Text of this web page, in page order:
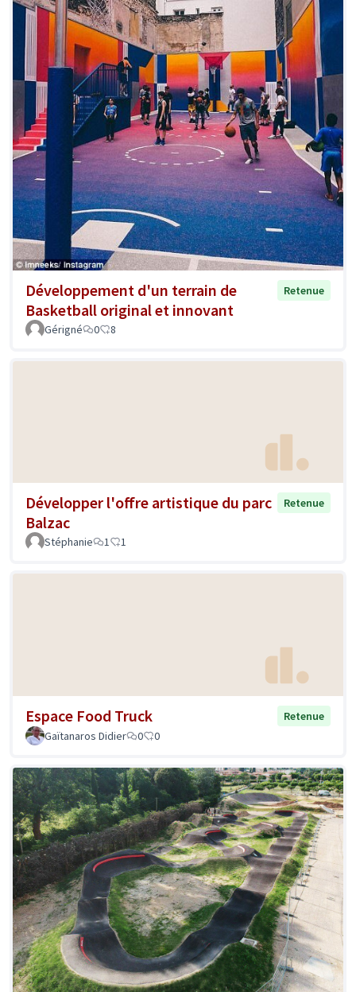
Développement d'un terrain de
Basketball original et innovant
Retenue
Gérigné 0 8
Développer l'offre artistique du parc
Balzac
Retenue
Stéphanie 1 1
Espace Food Truck
Retenue
Gaïtanaros Didier
0 0